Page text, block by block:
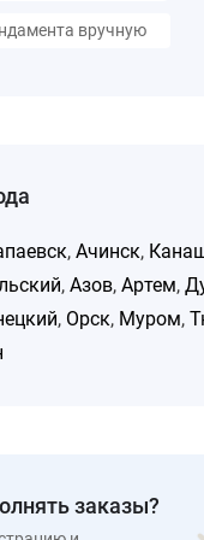
вручную
,Ачинск,
,Азов,Артем,
, Орск, Муром,
заказы?